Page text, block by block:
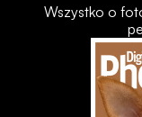
Wszystko o